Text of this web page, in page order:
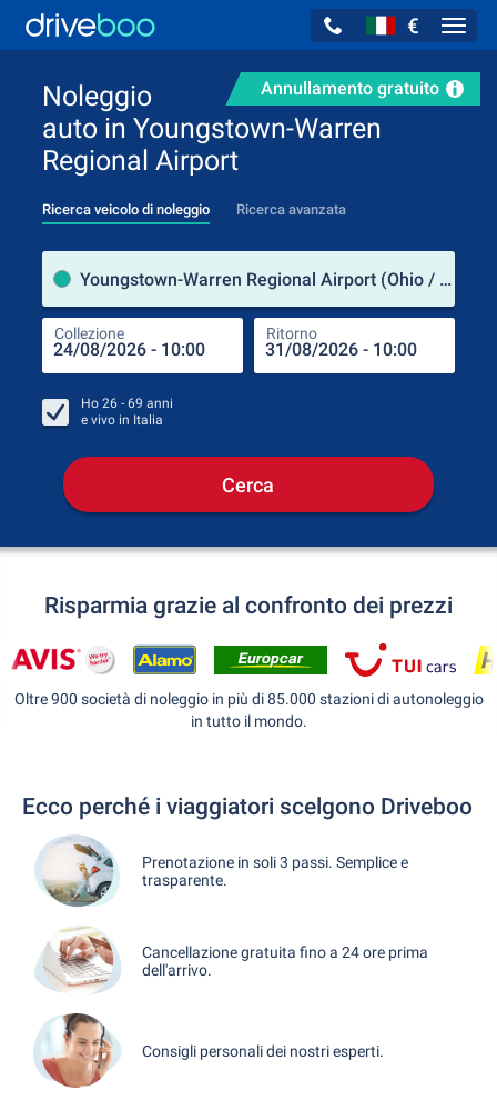
€
Annullamento gratuito
Noleggio
auto in Youngstown-Warren
Regional Airport
Ricerca veicolo di noleggio Ricerca avanzata
Youngstown-Warren Regional Airport (Ohio / Stati Uniti d'America)
Collezione Ritorno
Ho 26 - 69 anni
e vivo in Italia
Cerca
Risparmia grazie al confronto dei prezzi
Oltre 900 società di noleggio in più di 85.000 stazioni di autonoleggio
in tutto il mondo.
Ecco perché i viaggiatori scelgono Driveboo
Prenotazione in soli 3 passi. Semplice e
trasparente.
Cancellazione gratuita fino a 24 ore prima
dell'arrivo.
Consigli personali dei nostri esperti.